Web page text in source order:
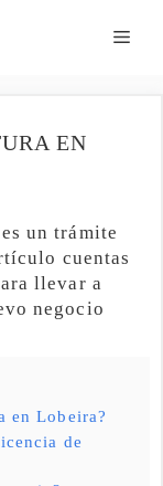
EN
un trámite
cuentas
llevar a
negocio
en Lobeira?
de